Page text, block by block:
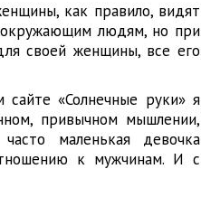
как правило, видят
людям, но при
своей женщины, все его
«Солнечные руки» я
привычном мышлении,
маленькая девочка
к мужчинам. И с